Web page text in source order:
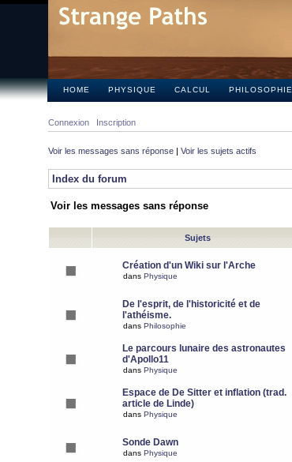
HOME PHYSIQUE CALCUL PHILOSOPHIE
Connexion Inscription
Voir les messages sans réponse | Voir les sujets actifs
Index du forum
Voir les messages sans réponse
Sujets
Création d'un Wiki sur l'Arche
dans Physique
De l'esprit, de l'historicité et de
l'athéisme.
dans Philosophie
Le parcours lunaire des astronautes
d'Apollo11
dans Physique
Espace de De Sitter et inflation (trad.
article de Linde)
dans Physique
Sonde Dawn
dans Physique